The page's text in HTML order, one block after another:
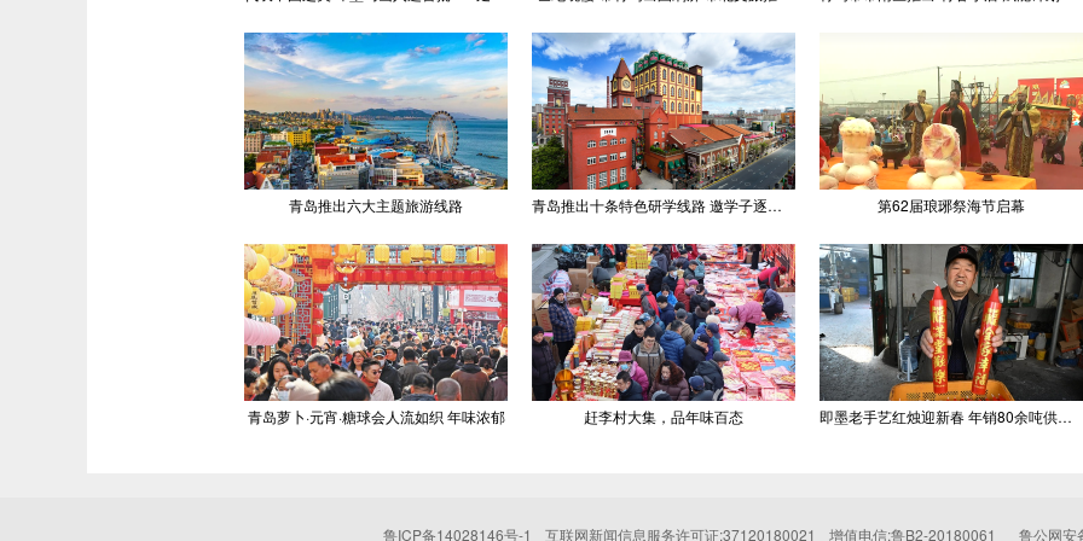
青岛推出六大主题旅游线路 青岛推出十条特色研学线路 邀学子逐梦深蓝探知山海 第62届琅琊祭海节启幕
青岛萝卜·元宵·糖球会人流如织 年味浓郁 赶李村大集，品年味百态 即墨老手艺红烛迎新春 年销80余吨供不应求
鲁ICP备14028146号-1 互联网新闻信息服务许可证:37120180021 增值电信:鲁B2-20180061 鲁公网安